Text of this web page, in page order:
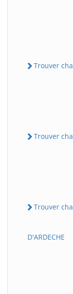
Trouver
Trouver
Trouver
D'ARDECHE